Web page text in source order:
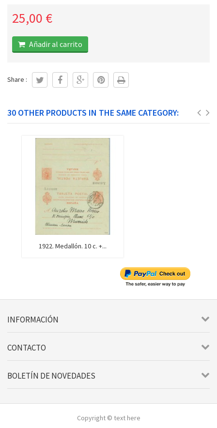
25,00 €
Añadir al carrito
Share :
30 OTHER PRODUCTS IN THE SAME CATEGORY:
1922. Medallón. 10 c. +...
INFORMACIÓN
CONTACTO
BOLETÍN DE NOVEDADES
Copyright © text here